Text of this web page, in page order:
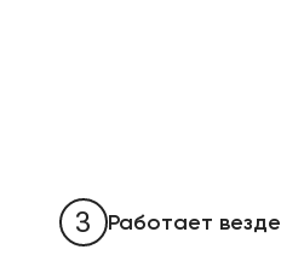
3 Работает везде